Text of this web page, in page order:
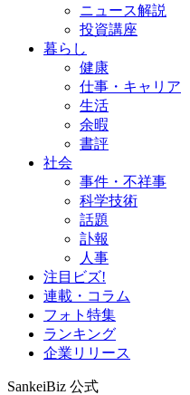
ニュース解説
投資講座
暮らし
健康
仕事・キャリア
生活
余暇
書評
社会
事件・不祥事
科学技術
話題
訃報
人事
注目ビズ!
連載・コラム
フォト特集
ランキング
企業リリース
SankeiBiz 公式